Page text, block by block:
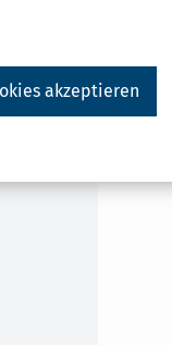
akzeptieren